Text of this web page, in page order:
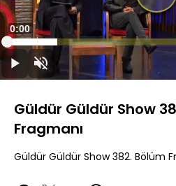
DuraklatSesi
Aç
Süre
0:00
Yüklendi:
16.78%
Güldür Güldür Show
Fragmanı
Güldür Güldür Show 382. Bölüm